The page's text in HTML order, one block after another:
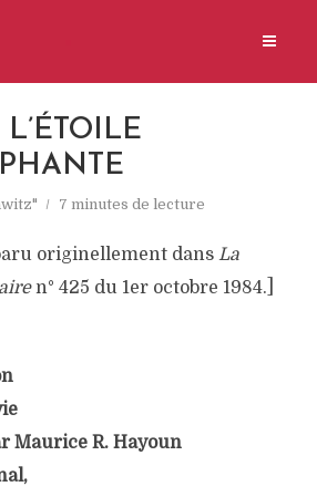
7 minutes de lecture
originellement dans La
n° 425 du 1er octobre 1984.]
Maurice R. Hayoun